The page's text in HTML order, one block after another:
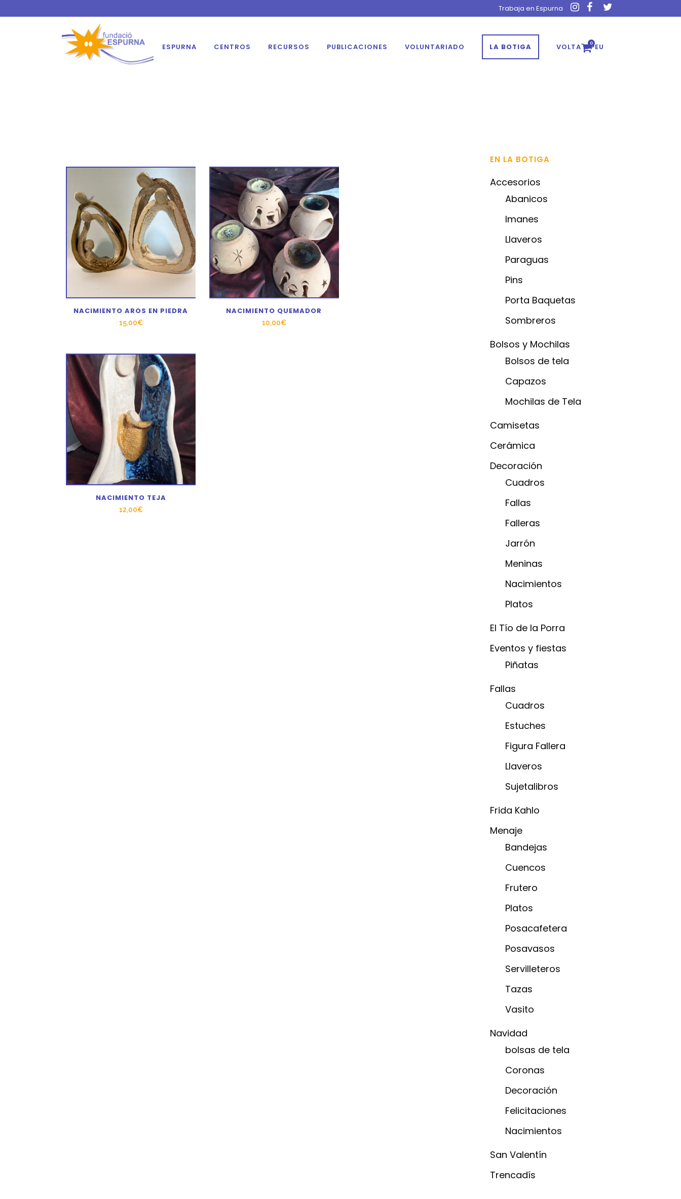
Trabaja en Espurna
0
ESPURNA CENTROS RECURSOS PUBLICACIONES VOLUNTARIADO LA BOTIGA VOLTA A PEU
NACIMIENTO AROS EN PIEDRA
15,00€
NACIMIENTO QUEMADOR
10,00€
NACIMIENTO TEJA
12,00€
EN LA BOTIGA
Accesorios
Abanicos
Imanes
Llaveros
Paraguas
Pins
Porta Baquetas
Sombreros
Bolsos y Mochilas
Bolsos de tela
Capazos
Mochilas de Tela
Camisetas
Cerámica
Decoración
Cuadros
Fallas
Falleras
Jarrón
Meninas
Nacimientos
Platos
El Tío de la Porra
Eventos y fiestas
Piñatas
Fallas
Cuadros
Estuches
Figura Fallera
Llaveros
Sujetalibros
Frida Kahlo
Menaje
Bandejas
Cuencos
Frutero
Platos
Posacafetera
Posavasos
Servilleteros
Tazas
Vasito
Navidad
bolsas de tela
Coronas
Decoración
Felicitaciones
Nacimientos
San Valentín
Trencadís